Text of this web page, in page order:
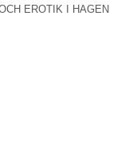
EROTIK I HAGEN